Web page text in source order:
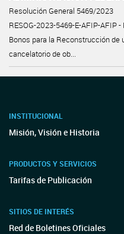
Resolución General 5469/2023
RESOG-2023-5469-E-AFIP-AFIP
Bonos para la Reconstrucción de
cancelatorio de ob...
INSTITUCIONAL
Misión, Visión e Historia
PRODUCTOS Y SERVICIOS
Tarifas de Publicación
SITIOS DE INTERÉS
Red de Boletines Oficiales